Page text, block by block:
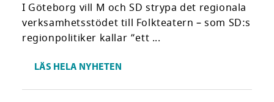
I Göteborg vill M och SD strypa det regionala
verksamhetsstödet till Folkteatern – som SD:s
regionpolitiker kallar ”ett ...
LÄS HELA NYHETEN